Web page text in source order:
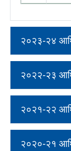
२०२३-२४
२०२२-२३
२०२१-२२
२०२०-२१